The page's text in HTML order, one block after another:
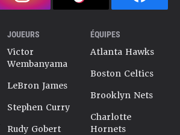
JOUEURS
Victor
Wembanyama
LeBron James
Stephen Curry
Rudy Gobert
ÉQUIPES
Atlanta Hawks
Boston Celtics
Brooklyn Nets
Charlotte
Hornets